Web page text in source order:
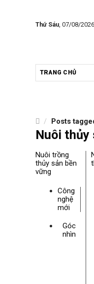
Thứ Sáu, 07/08/2026
TRANG CHỦ
/ Posts
Nuôi thủy
Nuôi trồng
thủy sản bền
vững
Công
nghệ
mới
Góc
nhìn